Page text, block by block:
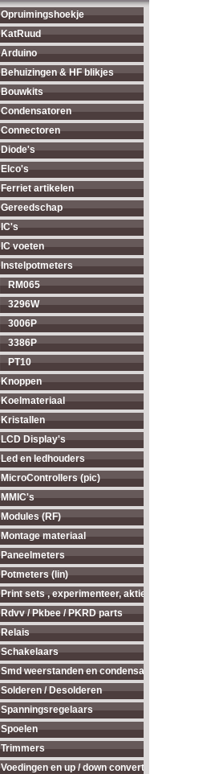
Opruimingshoekje
KatRuud
Arduino
Behuizingen & HF blikjes
Bouwkits
Condensatoren
Connectoren
Diode's
Elco's
Ferriet artikelen
Gereedschap
IC's
IC voeten
Instelpotmeters
RM065
3296W
3006P
3386P
PT10
Knoppen
Koelmateriaal
Kristallen
LCD Display's
Led en ledhouders
MicroControllers (pic)
MMIC's
Modules (RF)
Montage materiaal
Paneelmeters
Potmeters (lin)
Print sets , experimenteer, aktieve antenne's
Rdvv / Pkbee / PKRD parts
Relais
Schakelaars
Smd weerstanden en condensatoren
Solderen / Desolderen
Spanningsregelaars
Spoelen
Trimmers
Voedingen en up / down converters